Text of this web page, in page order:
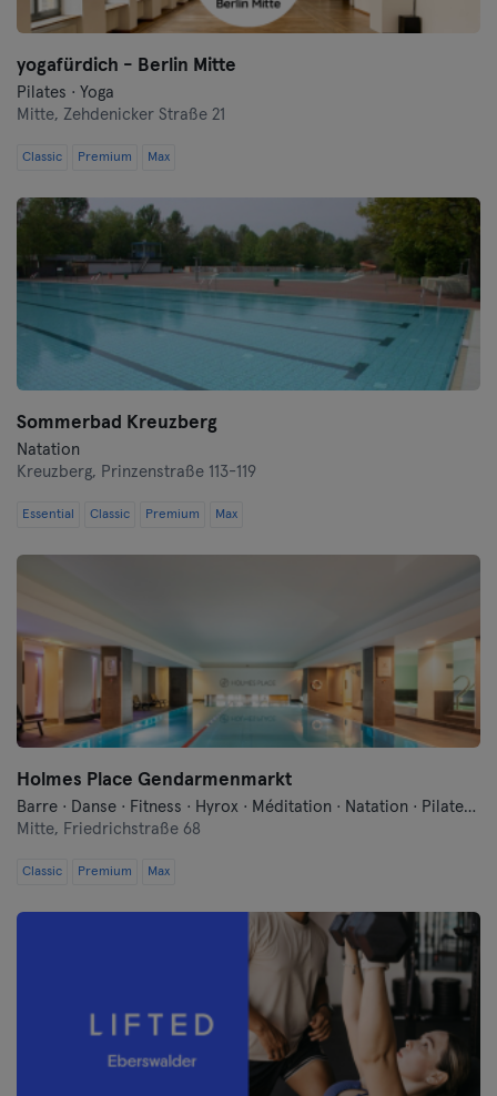
yogafürdich - Berlin Mitte
Pilates · Yoga
Mitte, Zehdenicker Straße 21
Classic Premium Max
Sommerbad Kreuzberg
Natation
Kreuzberg, Prinzenstraße 113-119
Essential Classic Premium Max
Holmes Place Gendarmenmarkt
Barre · Danse · Fitness · Hyrox · Méditation · Natation · Pilates · Qi Gong et Tai Chi · Sauna · Yoga
Mitte, Friedrichstraße 68
Classic Premium Max
Ingolstadt
Karlsruhe
Kassel
Cologne
Leipzig
Lubeck
Magdeburg
Mayence
Mannheim
Münster